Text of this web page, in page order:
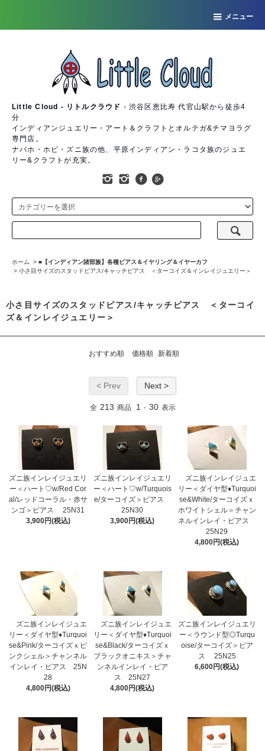
メニュー
Little Cloud - リトルクラウド - 渋谷区恵比寿 代官山駅から徒歩4
分
インディアンジュエリー・アート＆クラフトとオルテガ&チマヨラグ
専門店。
ナバホ・ホピ・ズニ族の他、平原インディアン・ラコタ族のジュエ
リー&クラフトが充実。
ホーム > ■【インディアン諸部族】各種ピアス＆イヤリング＆イヤーカフ
> 小さ目サイズのスタッドピアス/キャッチピアス ＜ターコイズ＆インレイジュエリー＞
小さ目サイズのスタッドピアス/キャッチピアス ＜ターコイ
ズ＆インレイジュエリー＞
おすすめ順 価格順 新着順
< Prev Next >
全 213 商品 1 - 30 表示
ズニ族インレイジュエリ
ー＜ハート♡w/Red Cor
al/レッドコーラル・赤サ
ンゴ＞ピアス 25N31
3,900円(税込)
ズニ族インレイジュエリ
ー＜ハート♡w/Turquois
e/ターコイズ＞ピアス
25N30
3,900円(税込)
ズニ族インレイジュエ
リー＜ダイヤ型♦Turquoi
se&White/ターコイズｘ
ホワイトシェル＞チャン
ネルインレイ・ピアス
25N29
4,800円(税込)
ズニ族インレイジュエ
リー＜ダイヤ型♦Turquoi
se&Pink/ターコイズｘピ
ンクシェル＞チャンネル
インレイ・ピアス 25N
28
4,800円(税込)
ズニ族インレイジュエ
リー＜ダイヤ型♦Turquoi
se&Black/ターコイズｘ
ブラックオニキス＞チャ
ンネルインレイ・ピア
ス 25N27
4,800円(税込)
ズニ族インレイジュエリ
ー＜ラウンド型◎Turqu
oise/ターコイズ＞ピア
ス 25N25
6,600円(税込)